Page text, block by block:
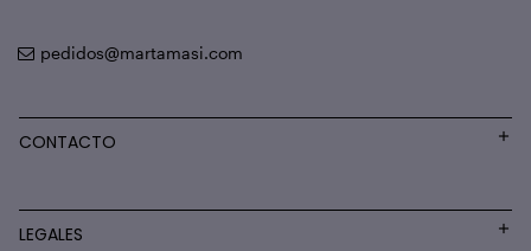
pedidos@martamasi.com
CONTACTO
LEGALES